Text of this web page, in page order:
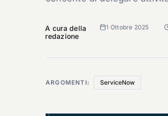
A cura della
redazione
1 Ottobre 2025
ARGOMENTI: ServiceNow